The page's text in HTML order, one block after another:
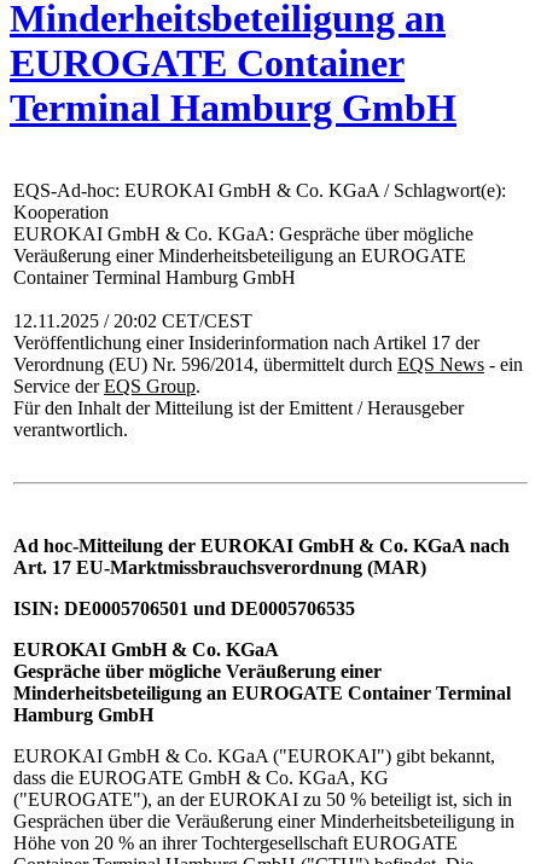
Minderheitsbeteiligung an
EUROGATE Container
Terminal Hamburg GmbH
EQS-Ad-hoc: EUROKAI GmbH & Co. KGaA / Schlagwort(e):
Kooperation
EUROKAI GmbH & Co. KGaA: Gespräche über mögliche
Veräußerung einer Minderheitsbeteiligung an EUROGATE
Container Terminal Hamburg GmbH
12.11.2025 / 20:02 CET/CEST
Veröffentlichung einer Insiderinformation nach Artikel 17 der
Verordnung (EU) Nr. 596/2014, übermittelt durch EQS News - ein
Service derEQS Group.
Für den Inhalt der Mitteilung ist der Emittent / Herausgeber
verantwortlich.
Ad hoc-Mitteilung der EUROKAI GmbH & Co. KGaA nach
Art. 17 EU-Marktmissbrauchsverordnung (MAR)
ISIN: DE0005706501 und DE0005706535
EUROKAI GmbH & Co. KGaA
Gespräche über mögliche Veräußerung einer
Minderheitsbeteiligung an EUROGATE Container Terminal
Hamburg GmbH
EUROKAI GmbH & Co. KGaA ("EUROKAI") gibt bekannt,
dass die EUROGATE GmbH & Co. KGaA, KG
("EUROGATE"), an der EUROKAI zu 50 % beteiligt ist, sich in
Gesprächen über die Veräußerung einer Minderheitsbeteiligung in
Höhe von 20 % an ihrer Tochtergesellschaft EUROGATE